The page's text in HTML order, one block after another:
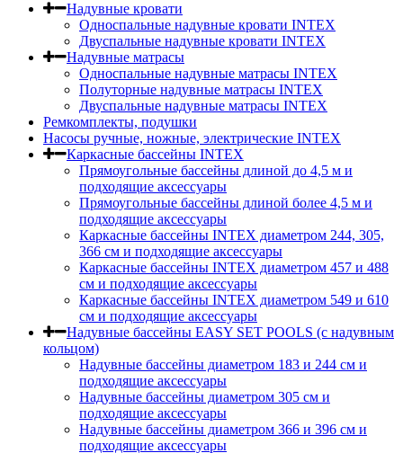
Надувные кровати
Односпальные надувные кровати INTEX
Двуспальные надувные кровати INTEX
Надувные матрасы
Односпальные надувные матрасы INTEX
Полуторные надувные матрасы INTEX
Двуспальные надувные матрасы INTEX
Ремкомплекты, подушки
Насосы ручные, ножные, электрические INTEX
Каркасные бассейны INTEX
Прямоугольные бассейны длиной до 4,5 м и
подходящие аксессуары
Прямоугольные бассейны длиной более 4,5 м и
подходящие аксессуары
Каркасные бассейны INTEX диаметром 244, 305,
366 см и подходящие аксессуары
Каркасные бассейны INTEX диаметром 457 и 488
cм и подходящие аксессуары
Каркасные бассейны INTEX диаметром 549 и 610
см и подходящие аксессуары
Надувные бассейны EASY SET POOLS (с надувным
кольцом)
Надувные бассейны диаметром 183 и 244 см и
подходящие аксессуары
Надувные бассейны диаметром 305 см и
подходящие аксессуары
Надувные бассейны диаметром 366 и 396 см и
подходящие аксессуары